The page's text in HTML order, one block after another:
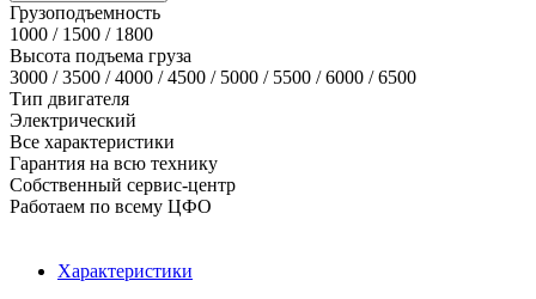
Грузоподъемность
1000 / 1500 / 1800
Высота подъема груза
3000 / 3500 / 4000 / 4500 / 5000 / 5500 / 6000 / 6500
Тип двигателя
Электрический
Все характеристики
Гарантия на всю технику
Собственный сервис-центр
Работаем по всему ЦФО
Характеристики